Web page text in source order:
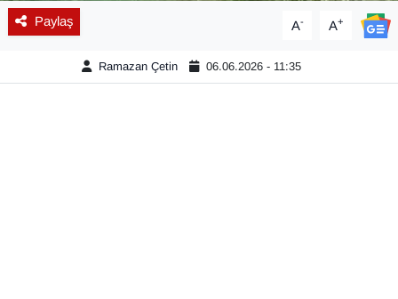
Paylaş A- A+
Ramazan Çetin 06.06.2026 - 11:35
En çok konuşulanlar